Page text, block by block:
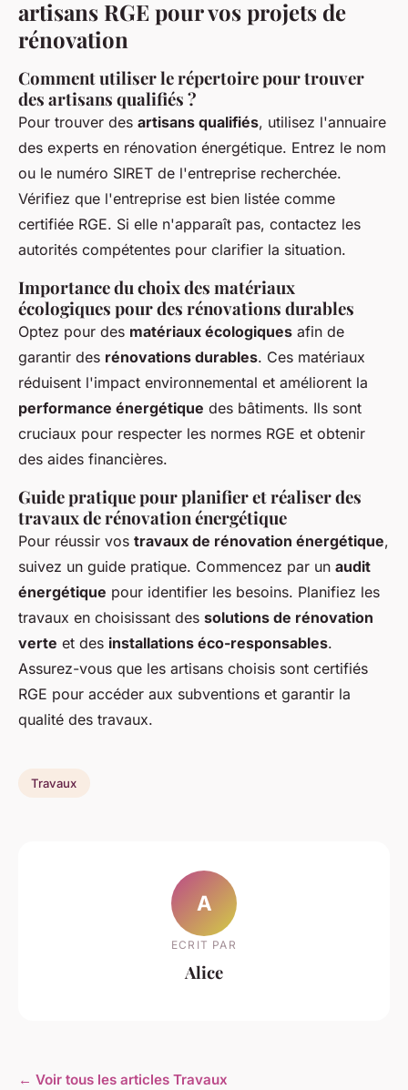
artisans RGE pour vos projets de
rénovation
Comment utiliser le répertoire pour trouver
des artisans qualifiés ?
Pour trouver des artisans qualifiés, utilisez l'annuaire
des experts en rénovation énergétique. Entrez le nom
ou le numéro SIRET de l'entreprise recherchée.
Vérifiez que l'entreprise est bien listée comme
certifiée RGE. Si elle n'apparaît pas, contactez les
autorités compétentes pour clarifier la situation.
Importance du choix des matériaux
écologiques pour des rénovations durables
Optez pour des matériaux écologiques afin de
garantir des rénovations durables. Ces matériaux
réduisent l'impact environnemental et améliorent la
performance énergétique des bâtiments. Ils sont
cruciaux pour respecter les normes RGE et obtenir
des aides financières.
Guide pratique pour planifier et réaliser des
travaux de rénovation énergétique
Pour réussir vos travaux de rénovation énergétique,
suivez un guide pratique. Commencez par un audit
énergétique pour identifier les besoins. Planifiez les
travaux en choisissant des solutions de rénovation
verte et des installations éco-responsables.
Assurez-vous que les artisans choisis sont certifiés
RGE pour accéder aux subventions et garantir la
qualité des travaux.
Travaux
A
ECRIT PAR
Alice
← Voir tous les articles Travaux